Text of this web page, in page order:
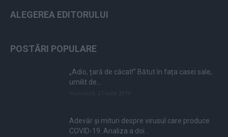
ALEGEREA EDITORULUI
POSTĂRI POPULARE
„Adio, țară de căcat!” Bătut în fața casei sale,
umilit de...
Adevăr și mituri despre virusul care produce
COVID-19. Analiza a doi...